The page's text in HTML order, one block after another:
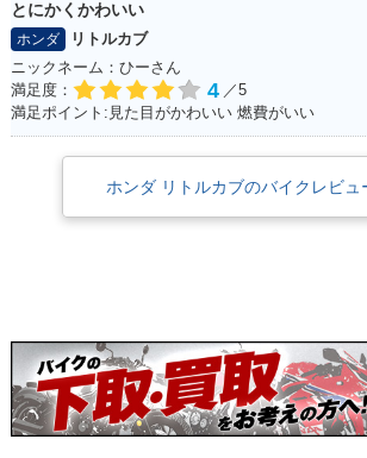
2000年 Little Cub
フスターター併用・
2000年 Little Cub
クタイプ・特別・限
1999年 Little Cub
キックタイプ・マイ
1998年 Little Cub
セルフスターター併
とにかくかわいい
ホンダ
リトルカブ
ニックネーム：ひーさん
満足度：
4 ／5
満足ポイント:見た目がかわいい 燃費がいい
ホンダ リトルカブのバイクレビュ